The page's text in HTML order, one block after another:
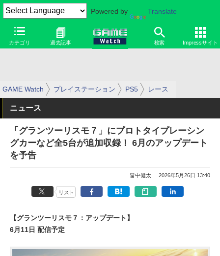
Powered by Translate
カテゴリ 過去記事 検索 Impressサイト
GAME Watch プレイステーション PS5 レース
ニュース
「グランツーリスモ７」にプロトタイプレーシン
グカーなど全5台が追加収録！ 6月のアップデート
を予告
畠中健太 2026年5月26日 13:40
リスト
【グランツーリスモ７：アップデート】
6月11日 配信予定